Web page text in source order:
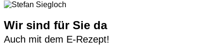
Wir sind für Sie da
Auch mit dem E-Rezept!